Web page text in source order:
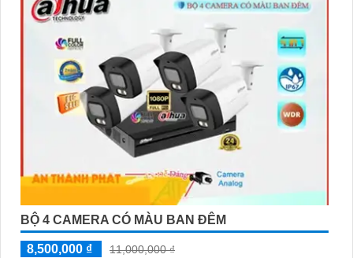
BỘ 4 CAMERA CÓ MÀU BAN ĐÊM
8,500,000 ₫
11,000,000 ₫